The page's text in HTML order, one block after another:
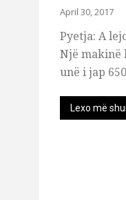
April 30, 2017
Pyetja: A
Një makinë
unë i jap
Lexo më